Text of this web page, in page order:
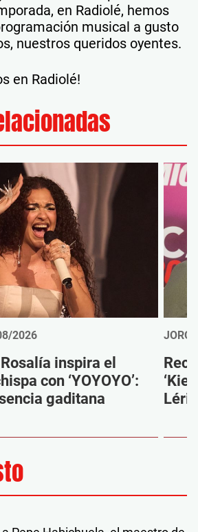
en Radiolé, hemos
musical a gusto
nuestros queridos oyentes.
en Radiolé!
2026
inspira el
con ‘YOYOYO’:
gaditana